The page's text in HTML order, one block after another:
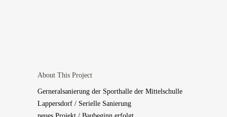
About This Project
Gerneralsanierung der Sporthalle der Mittelschulle
Lappersdorf / Serielle Sanierung